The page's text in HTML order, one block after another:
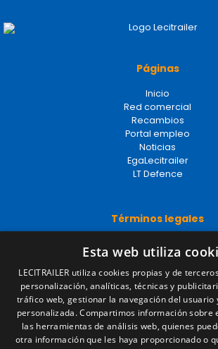
Páginas
Inicio
Red comercial
Recambios
Portal empleo
Noticias
EgaLecitrailer
LT Defence
Términos legales
Política de privacidad
Política de cookies
Condiciones generales de
Gestionar cookies
Contacto
Esta web utiliza
LECITRAILER utiliza cookies propias y de
personalización, analíticas, técnicas y
tráfico web, gestionar la navegación del
personalizada. Compartimos información sobre
las herramientas de análisis web, quienes
otra información que les haya proporcionado o